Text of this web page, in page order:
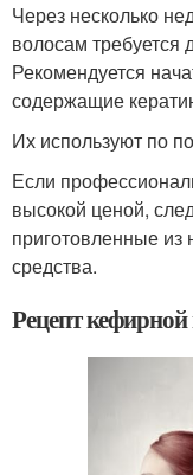
Через несколько
волосам требуется
Рекомендуется
содержащие
Их используют по
Если
высокой ценой,
приготовленные
средства.
Рецепт